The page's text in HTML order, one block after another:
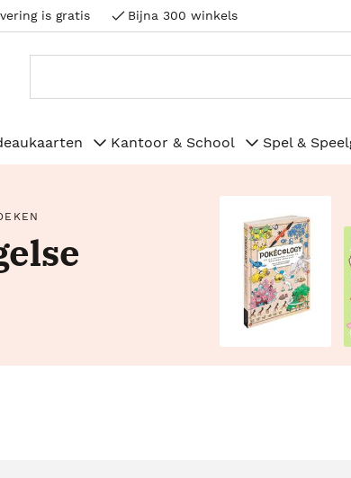
is gratis Bijna 300 winkels
Kantoor & School Spel &